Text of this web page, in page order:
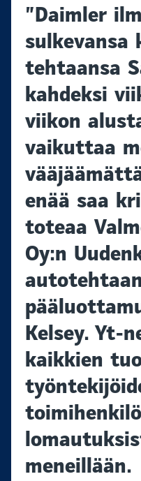
”Daimler
sulkevansa
tehtaansa
kahdeksi
viikon
vaikuttaa
enää saa
toteaa
Oy:n
autotehtaan
Kelsey. Yt-
kaikkien
meneillään.